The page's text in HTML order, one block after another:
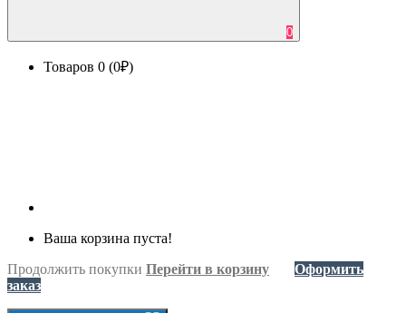
0
Товаров 0 (0₽)
Ваша корзина пуста!
Продолжить покупки Перейти в корзину
Оформить
заказ